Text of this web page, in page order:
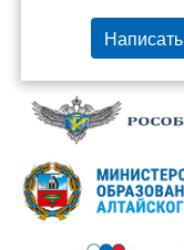
Написать